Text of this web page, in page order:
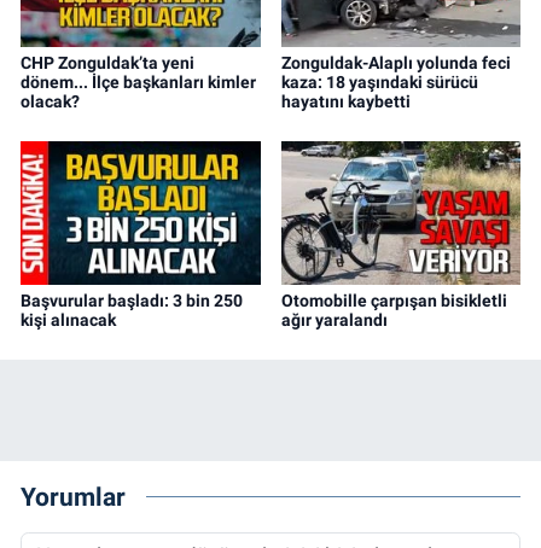
CHP Zonguldak’ta yeni
dönem... İlçe başkanları kimler
olacak?
Zonguldak-Alaplı yolunda feci
kaza: 18 yaşındaki sürücü
hayatını kaybetti
Başvurular başladı: 3 bin 250
kişi alınacak
Otomobille çarpışan bisikletli
ağır yaralandı
Yorumlar